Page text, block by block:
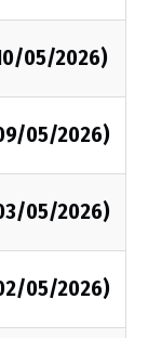
05/2026)
05/2026)
05/2026)
05/2026)